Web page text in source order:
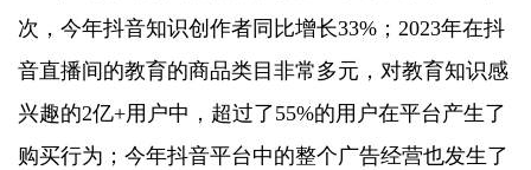
次，今年抖音知识创作者同比增长33%；2023年在抖
音直播间的教育的商品类目非常多元，对教育知识感
兴趣的2亿+用户中，超过了55%的用户在平台产生了
购买行为；今年抖音平台中的整个广告经营也发生了